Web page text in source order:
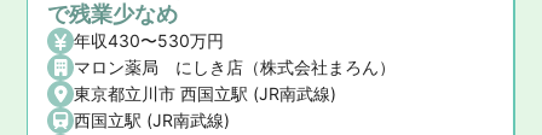
で残業少なめ
年収430〜530万円
マロン薬局 にしき店（株式会社まろん）
東京都立川市 西国立駅 (JR南武線)
西国立駅 (JR南武線)